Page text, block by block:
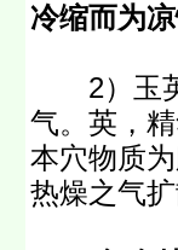
冷缩而为
2）玉英
气。英，
本穴物质
热燥之气